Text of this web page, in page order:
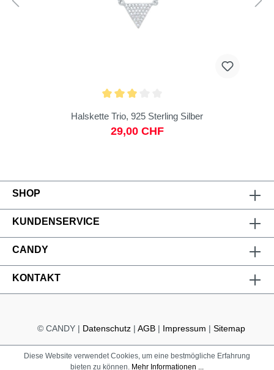
Halskette Trio, 925 Sterling Silber
29,00 CHF
KONTAKT
SHOP
KUNDENSERVICE
CANDY
© CANDY | Datenschutz | AGB | Impressum | Sitemap
Diese Website verwendet Cookies, um eine bestmögliche Erfahrung
bieten zu können. Mehr Informationen ...